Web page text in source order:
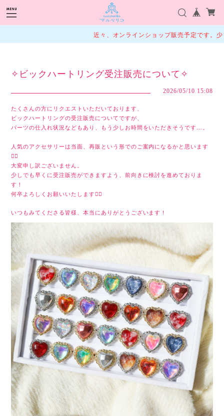
近々、オンラインショップ販売予定です。少
✧ビックハートリング受注販売について✧
2026/05/10 15:08
たくさんの方にリクエストいただいております、
ビックハートリングの受注販売についてですが、
パーツの仕入れ状況などもあり、もう少しお時間をいただきそうです…。
人気のアクセサリーは当面、再販という形でのご案内になるかと思います
🙇‍♂️
大変申し訳ございません。
少しでも早くに受注販売ができますよう、前向きに検討を進めておりま
す！
何卒よろしくお願いいたします🙇‍♂️
いつもみてくださる皆様、本当にありがとうございます！